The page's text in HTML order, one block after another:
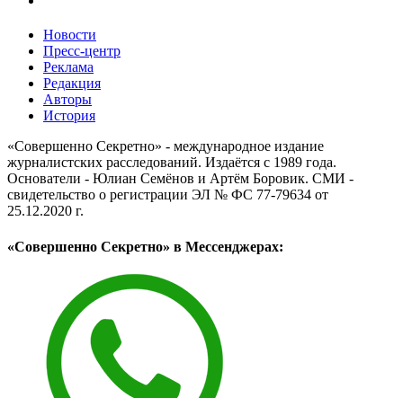
Новости
Пресс-центр
Реклама
Редакция
Авторы
История
«Совершенно Секретно» - международное издание
журналистских расследований. Издаётся с 1989 года.
Основатели - Юлиан Семёнов и Артём Боровик. CМИ -
свидетельство о регистрации ЭЛ № ФС 77-79634 от
25.12.2020 г.
«Совершенно Секретно» в Мессенджерах: